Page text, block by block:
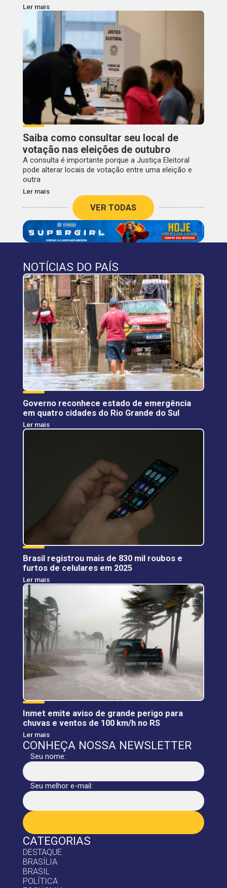
Ler mais
Saiba como consultar seu local de
votação nas eleições de outubro
A consulta é importante porque a Justiça Eleitoral
pode alterar locais de votação entre uma eleição e
outra
Ler mais
VER TODAS
CATEGORIAS
DESTAQUE
BRASÍLIA
BRASIL
POLÍTICA
NOTÍCIAS DO PAÍS
Governo reconhece estado de emergência
em quatro cidades do Rio Grande do Sul
Ler mais
Brasil registrou mais de 830 mil roubos e
furtos de celulares em 2025
Ler mais
Inmet emite aviso de grande perigo para
chuvas e ventos de 100 km/h no RS
Ler mais
CONHEÇA NOSSA NEWSLETTER
Seu nome:
Seu melhor e-mail: